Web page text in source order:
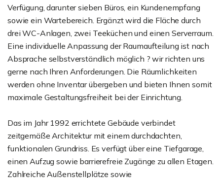
Verfügung, darunter sieben Büros, ein Kundenempfang
sowie ein Wartebereich. Ergänzt wird die Fläche durch
drei WC-Anlagen, zwei Teeküchen und einen Serverraum.
Eine individuelle Anpassung der Raumaufteilung ist nach
Absprache selbstverständlich möglich ? wir richten uns
gerne nach Ihren Anforderungen. Die Räumlichkeiten
werden ohne Inventar übergeben und bieten Ihnen somit
maximale Gestaltungsfreiheit bei der Einrichtung.
Das im Jahr 1992 errichtete Gebäude verbindet
zeitgemäße Architektur mit einem durchdachten,
funktionalen Grundriss. Es verfügt über eine Tiefgarage,
einen Aufzug sowie barrierefreie Zugänge zu allen Etagen.
Zahlreiche Außenstellplätze sowie